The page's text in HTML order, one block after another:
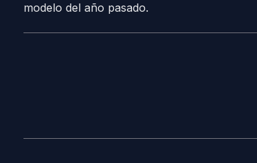
modelo del año pasado.